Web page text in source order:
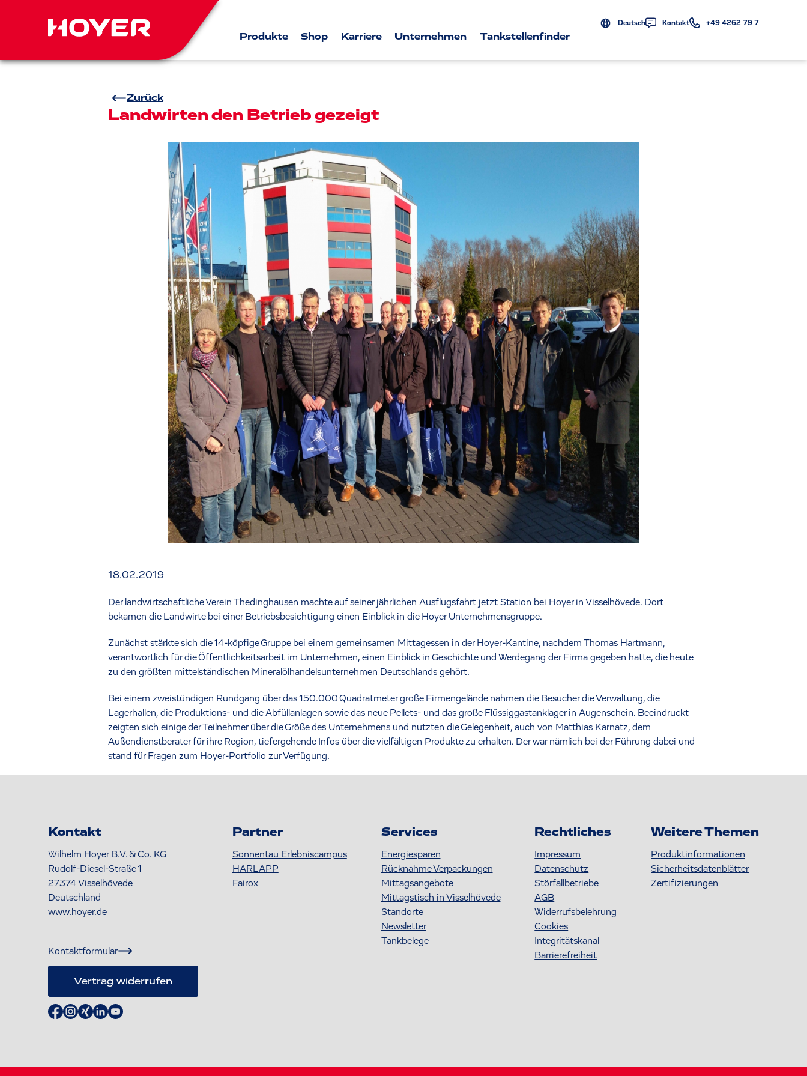
Deutsch Kontakt +49 4262 79 7
Produkte Shop Karriere Unternehmen Tankstellenfinder
Zurück
Landwirten den Betrieb gezeigt
18.02.2019
Der landwirtschaftliche Verein Thedinghausen machte auf seiner jährlichen Ausflugsfahrt jetzt Station bei Hoyer in Visselhövede. Dort
bekamen die Landwirte bei einer Betriebsbesichtigung einen Einblick in die Hoyer Unternehmensgruppe.
Zunächst stärkte sich die 14-köpfige Gruppe bei einem gemeinsamen Mittagessen in der Hoyer-Kantine, nachdem Thomas Hartmann,
verantwortlich für die Öffentlichkeitsarbeit im Unternehmen, einen Einblick in Geschichte und Werdegang der Firma gegeben hatte, die heute
zu den größten mittelständischen Mineralölhandelsunternehmen Deutschlands gehört.
Bei einem zweistündigen Rundgang über das 150.000 Quadratmeter große Firmengelände nahmen die Besucher die Verwaltung, die
Lagerhallen, die Produktions- und die Abfüllanlagen sowie das neue Pellets- und das große Flüssiggastanklager in Augenschein. Beeindruckt
zeigten sich einige der Teilnehmer über die Größe des Unternehmens und nutzten die Gelegenheit, auch von Matthias Karnatz, dem
Außendienstberater für ihre Region, tiefergehende Infos über die vielfältigen Produkte zu erhalten. Der war nämlich bei der Führung dabei und
stand für Fragen zum Hoyer-Portfolio zur Verfügung.
Kontakt
Wilhelm Hoyer B.V. & Co. KG
Rudolf-Diesel-Straße 1
27374Visselhövede
Deutschland
www.hoyer.de
Kontaktformular
Vertrag widerrufen
Partner
Sonnentau Erlebniscampus
HARLAPP
Fairox
Services
Energiesparen
Rücknahme Verpackungen
Mittagsangebote
Mittagstisch in Visselhövede
Standorte
Newsletter
Tankbelege
Rechtliches
Impressum
Datenschutz
Störfallbetriebe
AGB
Widerrufsbelehrung
Cookies
Integritätskanal
Barrierefreiheit
Weitere Themen
Produktinformationen
S icherheitsdatenblätter
Zertifizierungen